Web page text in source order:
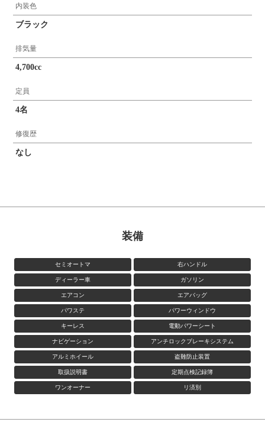
内装色
ブラック
排気量
4,700cc
定員
4名
修復歴
なし
装備
セミオートマ 右ハンドル
ディーラー車 ガソリン
エアコン エアバッグ
パワステ パワーウィンドウ
キーレス 電動パワーシート
ナビゲーション アンチロックブレーキシステム
アルミホイール 盗難防止装置
取扱説明書 定期点検記録簿
ワンオーナー リ済別